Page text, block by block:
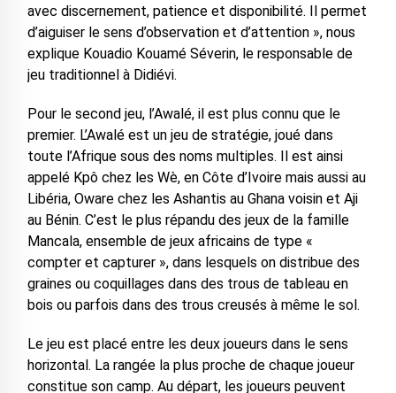
avec discernement, patience et disponibilité. Il permet
d’aiguiser le sens d’observation et d’attention », nous
explique Kouadio Kouamé Séverin, le responsable de
jeu traditionnel à Didiévi.
Pour le second jeu, l’Awalé, il est plus connu que le
premier. L’Awalé est un jeu de stratégie, joué dans
toute l’Afrique sous des noms multiples. Il est ainsi
appelé Kpô chez les Wè, en Côte d’Ivoire mais aussi au
Libéria, Oware chez les Ashantis au Ghana voisin et Aji
au Bénin. C’est le plus répandu des jeux de la famille
Mancala, ensemble de jeux africains de type «
compter et capturer », dans lesquels on distribue des
graines ou coquillages dans des trous de tableau en
bois ou parfois dans des trous creusés à même le sol.
Le jeu est placé entre les deux joueurs dans le sens
horizontal. La rangée la plus proche de chaque joueur
constitue son camp. Au départ, les joueurs peuvent